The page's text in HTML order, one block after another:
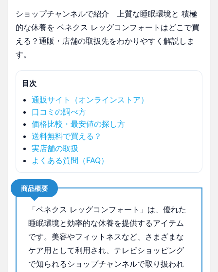
ショップチャンネルで紹介 上質な睡眠環境と 積極
的な休養を ベネクス レッグコンフォートはどこで買
える？通販・店舗の取扱先をわかりやすく解説しま
す。
目次
通販サイト（オンラインストア）
口コミの調べ方
価格比較・最安値の探し方
送料無料で買える？
実店舗の取扱
よくある質問（FAQ）
商品概要
「ベネクス レッグコンフォート」は、優れた
睡眠環境と効率的な休養を提供するアイテム
です。美容やフィットネスなど、さまざまな
ケア用として利用され、テレビショッピング
で知られるショップチャンネルで取り扱われ